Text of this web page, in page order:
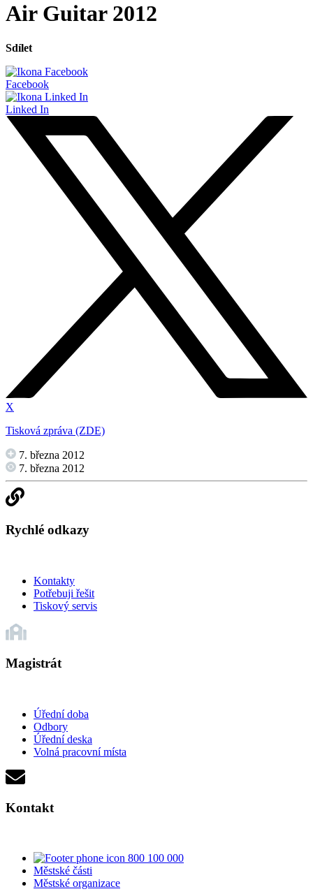
Air Guitar 2012
Sdílet
Facebook
Linked In
X
Tisková zpráva (ZDE)
7. března 2012
7. března 2012
Rychlé odkazy
Kontakty
Potřebuji řešit
Tiskový servis
Magistrát
Úřední doba
Odbory
Úřední deska
Volná pracovní místa
Kontakt
800 100 000
Městské části
Městské organizace